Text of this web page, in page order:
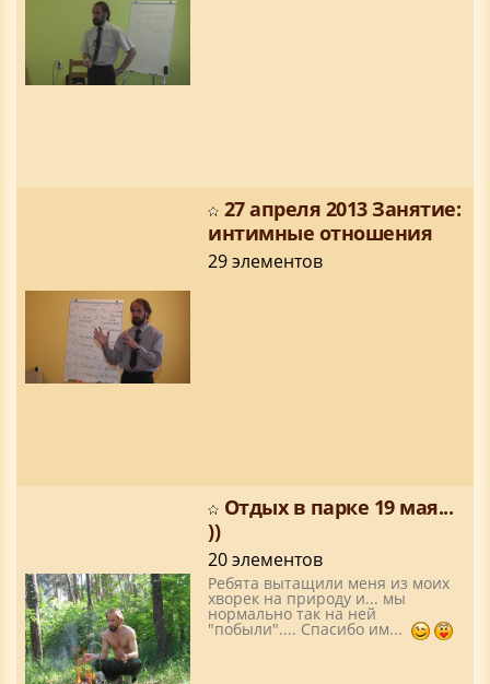
27 апреля 2013 Занятие:
интимные отношения
29 элементов
Отдых в парке 19 мая...
))
20 элементов
Ребята вытащили меня из моих
хворек на природу и... мы
нормально так на ней
"побыли".... Спасибо им...